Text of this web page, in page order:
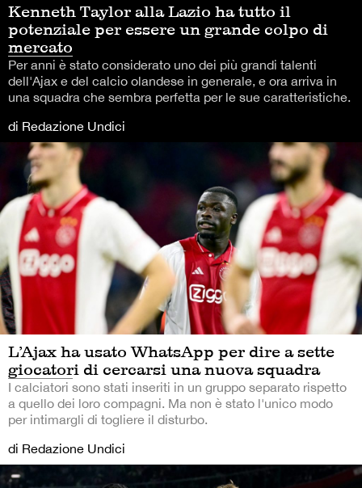
Kenneth Taylor alla Lazio ha tutto il
potenziale per essere un grande colpo di
mercato
Per anni è stato considerato uno dei più grandi talenti
dell'Ajax e del calcio olandese in generale, e ora arriva in
una squadra che sembra perfetta per le sue caratteristiche.
di Redazione Undici
L’Ajax ha usato WhatsApp per dire a sette
giocatori di cercarsi una nuova squadra
I calciatori sono stati inseriti in un gruppo separato rispetto
a quello dei loro compagni. Ma non è stato l'unico modo
per intimargli di togliere il disturbo.
di Redazione Undici